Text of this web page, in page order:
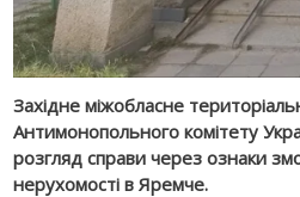
Західне міжобласне
Антимонопольного комітету
розгляд справи через ознаки
нерухомості в Яремче.